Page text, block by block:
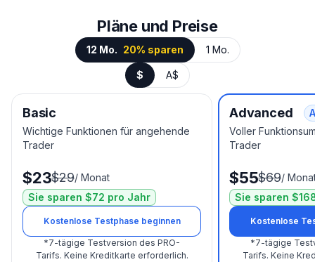
Pläne und Preise
12 Mo. 20% sparen 1 Mo.
$ A$
Basic
Wichtige Funktionen für angehende
Trader
$23$29/ Monat
Sie sparen $72 pro Jahr
Kostenlose Testphase beginnen
*7-tägige Testversion des PRO-
Tarifs. Keine Kreditkarte erforderlich.
Advanced
Voller
Trader
$55$69/
Sie sparen
Kostenlose
*7-tägige
Tarifs. Keine